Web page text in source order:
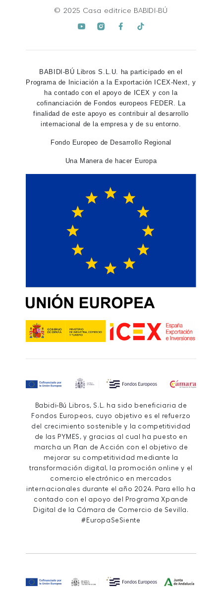
© 2025 Casa editrice BABIDI-BÚ
BABIDI-BÚ Libros S.L.U. ha participado en el
Programa de Iniciación a la Exportación ICEX-Next, y
ha contado con el apoyo de ICEX y con la
cofinanciación de Fondos europeos FEDER. La
finalidad de este apoyo es contribuir al desarrollo
internacional de la empresa y de su entorno.
Fondo Europeo de Desarrollo Regional
Una Manera de hacer Europa
Babidi-Bú Libros, S.L. ha sido beneficiaria de
Fondos Europeos, cuyo objetivo es el refuerzo
del crecimiento sostenible y la competitividad
de las PYMES, y gracias al cual ha puesto en
marcha un Plan de Acción con el objetivo de
mejorar su competitividad mediante la
transformación digital, la promoción online y el
comercio electrónico en mercados
internacionales durante el año 2024. Para ello ha
contado con el apoyo del Programa Xpande
Digital de la Cámara de Comercio de Sevilla.
#EuropaSeSiente